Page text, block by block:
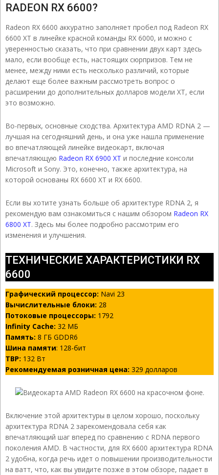
RADEON RX 6600?
Radeon RX 6600 аккуратно заполняет пробел под Radeon RX
6600 XT в линейке красной команды RX 6000, и можно с
уверенностью сказать, что при сравнении двух карт здесь
мало, если вообще есть, настоящих сюрпризов. Тем не
менее, между ними есть несколько различий, которые
делают еще более важным рассмотреть вопрос о
расширении до дополнительных долларов модели XT, если
это возможно.
Во-первых, основные сходства. Архитектура AMD RDNA 2 —
лучшая на сегодняшний день, и она уже нашла применение
во впечатляющей линейке видеокарт, включая
впечатляющую Radeon RX 6900 XT и последние консоли
Microsoft и Sony. Это, конечно, также архитектура, на
которой основаны RX 6600 XT и RX 6600.
Если вы хотите узнать больше об архитектуре RDNA 2, я
рекомендую вам ознакомиться с нашим обзором Radeon RX
6800 XT. Здесь мы более подробно рассмотрим его
изменения и улучшения.
ТЕХНИЧЕСКИЕ ХАРАКТЕРИСТИКИ RX
6600
Графический процессор: Navi 23
Вычислительные блоки: 28
Потоковые процессоры: 1792
Infinity Cache: 32 МБ
Память: 8 ГБ GDDR6
Шина памяти: 128-бит
TBP: 132 Вт
Рекомендуемая розничная цена: 329 долларов
Включение этой архитектуры в целом хорошо, поскольку
архитектура RDNA 2 зарекомендовала себя как
впечатляющий шаг вперед по сравнению с RDNA первого
поколения AMD. В частности, для RX 6600 архитектура RDNA
2 удобна, когда речь идет о повышении производительности
на ватт, что, как вы увидите позже в этом обзоре, падает в